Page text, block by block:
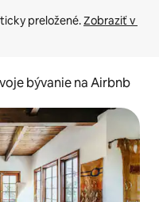
preložené. Zobraziť v
bývanie na Airbnb